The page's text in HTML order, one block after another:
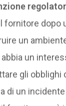
fornitore dopo
un
un
gli obblighi
di un